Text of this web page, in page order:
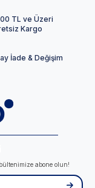
TL ve Üzeri
Kargo
İade & Değişim
abone olun!